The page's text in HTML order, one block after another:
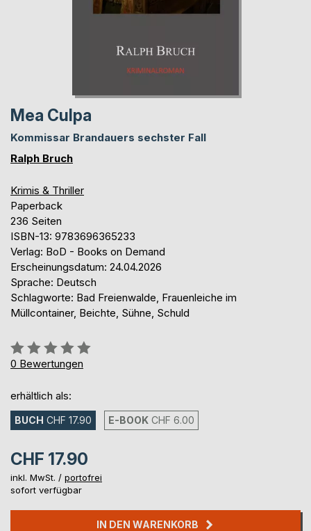
Mea Culpa
Kommissar Brandauers sechster Fall
Ralph Bruch
Krimis & Thriller
Paperback
236 Seiten
ISBN-13: 9783696365233
Verlag: BoD - Books on Demand
Erscheinungsdatum: 24.04.2026
Sprache: Deutsch
Schlagworte: Bad Freienwalde, Frauenleiche im
Müllcontainer, Beichte, Sühne, Schuld
Bewertung::
0%
0 Bewertungen
erhältlich als:
BUCH CHF 17.90 E-BOOK CHF 6.00
CHF 17.90
inkl. MwSt. / portofrei
sofort verfügbar
IN DEN WARENKORB